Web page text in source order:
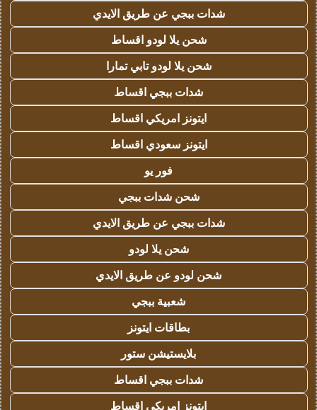
شدات ببجي عن طريق الايدي
شحن يلا لودو اقساط
شحن يلا لودو تابي تمارا
شدات ببجي اقساط
ايتونز امريكي اقساط
ايتونز سعودي اقساط
فور يو
شحن شدات ببجي
شدات ببجي عن طريق الايدي
شحن يلا لودو
شحن لودو عن طريق الايدي
شعبية ببجي
بطاقات ايتونز
بلايستيشن ستور
شدات ببجي اقساط
ايتونز امريكي اقساط